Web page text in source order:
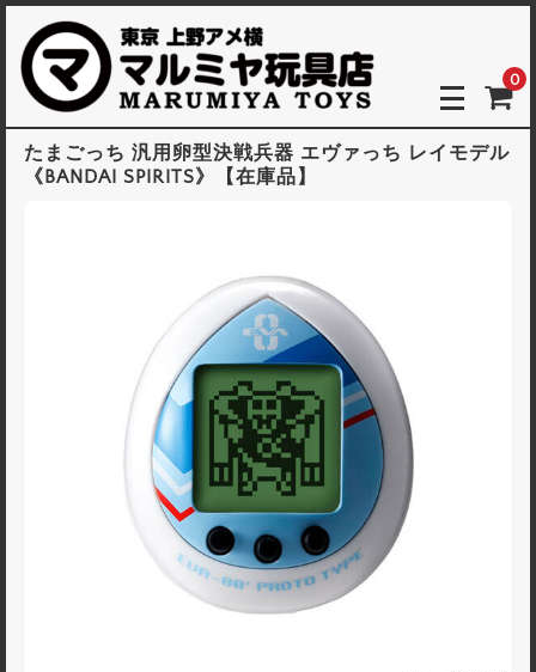
0
たまごっち 汎用卵型決戦兵器 エヴァっち レイモデル
《BANDAI SPIRITS》【在庫品】